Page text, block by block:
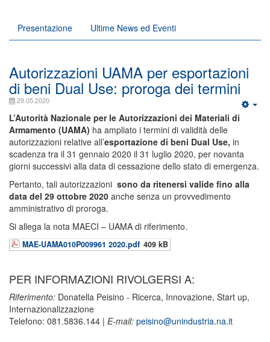
Presentazione Ultime News ed Eventi
Autorizzazioni UAMA per esportazioni
di beni Dual Use: proroga dei termini
29.05.2020
L’Autorità Nazionale per le Autorizzazioni dei Materiali di
Armamento (UAMA) ha ampliato i termini di validità delle
autorizzazioni relative all’esportazione di beni Dual Use, in
scadenza tra il 31 gennaio 2020 il 31 luglio 2020, per novanta
giorni successivi alla data di cessazione dello stato di emergenza.
Pertanto, tali autorizzazioni sono da ritenersi valide fino alla
data del 29 ottobre 2020 anche senza un provvedimento
amministrativo di proroga.
Si allega la nota MAECI – UAMA di riferimento.
MAE-UAMA010P009961 2020.pdf 409 kB
PER INFORMAZIONI RIVOLGERSI A:
Riferimento: Donatella Peisino - Ricerca, Innovazione, Start up,
Internazionalizzazione
Telefono: 081.5836.144 | E-mail: peisino@unindustria.na.it